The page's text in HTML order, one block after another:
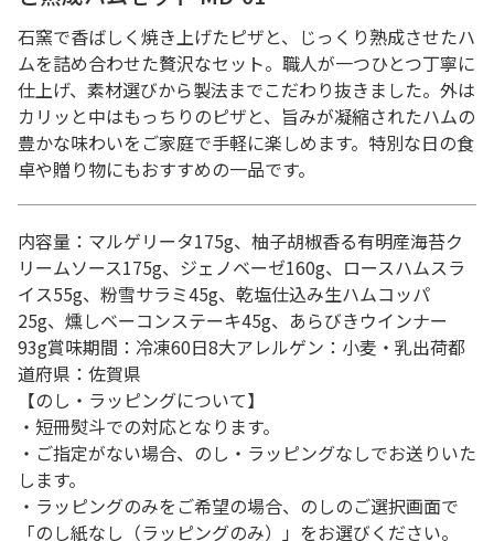
石窯で香ばしく焼き上げたピザと、じっくり熟成させたハ
ムを詰め合わせた贅沢なセット。職人が一つひとつ丁寧に
仕上げ、素材選びから製法までこだわり抜きました。外は
カリッと中はもっちりのピザと、旨みが凝縮されたハムの
豊かな味わいをご家庭で手軽に楽しめます。特別な日の食
卓や贈り物にもおすすめの一品です。
内容量：マルゲリータ175g、柚子胡椒香る有明産海苔ク
リームソース175g、ジェノベーゼ160g、ロースハムスラ
イス55g、粉雪サラミ45g、乾塩仕込み生ハムコッパ
25g、燻しベーコンステーキ45g、あらびきウインナー
93g賞味期間：冷凍60日8大アレルゲン：小麦・乳出荷都
道府県：佐賀県
【のし・ラッピングについて】
・短冊熨斗での対応となります。
・ご指定がない場合、のし・ラッピングなしでお送りいた
します。
・ラッピングのみをご希望の場合、のしのご選択画面で
「のし紙なし（ラッピングのみ）」をお選びください。